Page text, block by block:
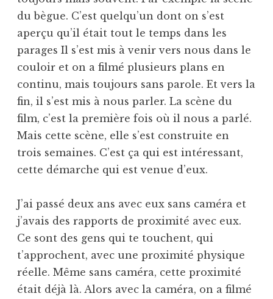
du bègue. C’est quelqu’un dont on s’est
aperçu qu’il était tout le temps dans les
parages Il s’est mis à venir vers nous dans le
couloir et on a filmé plusieurs plans en
continu, mais toujours sans parole. Et vers la
fin, il s’est mis à nous parler. La scène du
film, c’est la première fois où il nous a parlé.
Mais cette scène, elle s’est construite en
trois semaines. C’est ça qui est intéressant,
cette démarche qui est venue d’eux.
J’ai passé deux ans avec eux sans caméra et
j’avais des rapports de proximité avec eux.
Ce sont des gens qui te touchent, qui
t’approchent, avec une proximité physique
réelle. Même sans caméra, cette proximité
était déjà là. Alors avec la caméra, on a filmé